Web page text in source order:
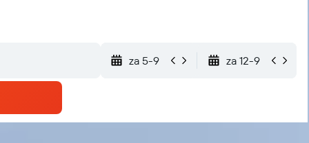
za 5-9 za 12-9